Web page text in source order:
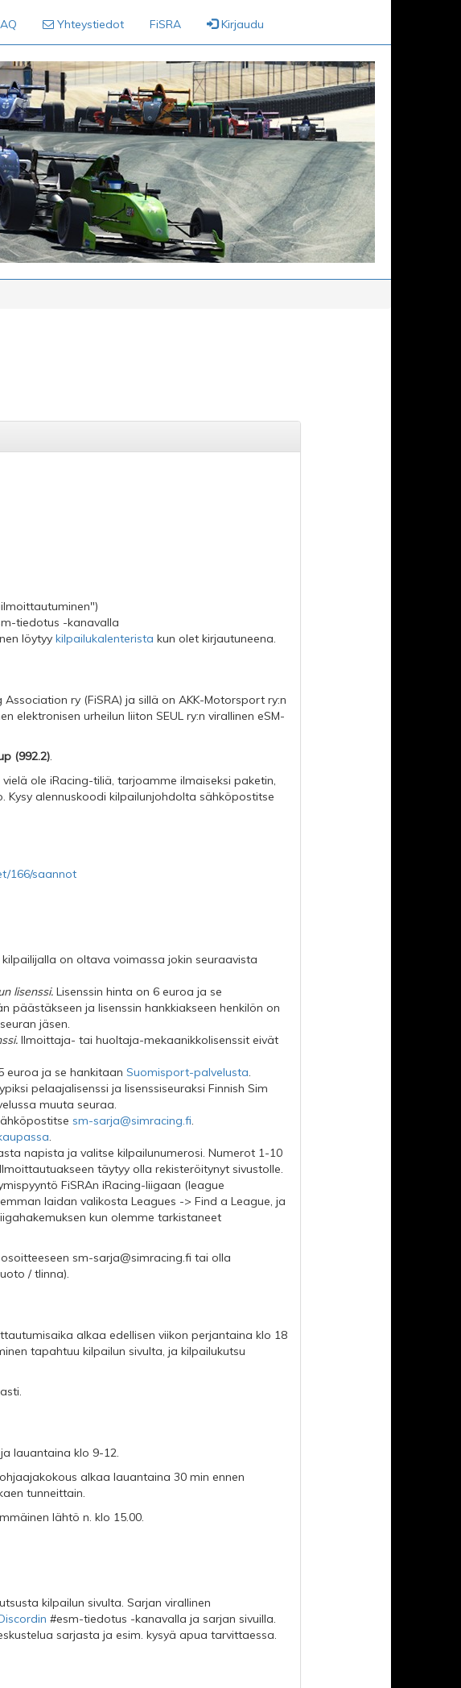
Yhteystiedot FiSRA Kirjaudu
tiedotus -kanavalla
löytyy kilpailukalenterista kun olet kirjautuneena.
ry (FiSRA) ja sillä on AKK-Motorsport ry:n
elektronisen urheilun liiton SEUL ry:n virallinen eSM-
(992.2).
ole iRacing-tiliä, tarjoamme ilmaiseksi paketin,
Kysy alennuskoodi kilpailunjohdolta sähköpostitse
166/saannot
on oltava voimassa jokin seuraavista
lisenssi.Lisenssin hinta on 6 euroa ja se
päästäkseen ja lisenssin hankkiakseen henkilön on
jäsen.
Ilmoittaja- tai huoltaja-mekaanikkolisenssit eivät
euroa ja se hankitaan Suomisport-palvelusta.
pelaajalisenssi ja lisenssiseuraksi Finnish Sim
muuta seuraa.
sm-sarja@simracing.fi.
.
napista ja valitse kilpailunumerosi. Numerot 1-10
täytyy olla rekisteröitynyt sivustolle.
FiSRAn iRacing-liigaan (league
laidan valikosta Leagues -> Find a League, ja
kun olemme tarkistaneet
sm-sarja@simracing.fi tai olla
/ tlinna).
alkaa edellisen viikon perjantaina klo 18
tapahtuu kilpailun sivulta, ja kilpailukutsu
lauantaina klo 9-12.
alkaa lauantaina 30 min ennen
tunneittain.
lähtö n. klo 15.00.
kilpailun sivulta. Sarjan virallinen
#esm-tiedotus -kanavalla ja sarjan sivuilla.
sarjasta ja esim. kysyä apua tarvittaessa.